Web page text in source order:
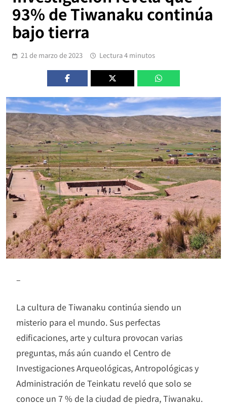
93% de Tiwanaku continúa
bajo tierra
21 de marzo de 2023 Lectura 4 minutos
–
La cultura de Tiwanaku continúa siendo un
misterio para el mundo. Sus perfectas
edificaciones, arte y cultura provocan varias
preguntas, más aún cuando el Centro de
Investigaciones Arqueológicas, Antropológicas y
Administración de Teinkatu reveló que solo se
conoce un 7 % de la ciudad de piedra, Tiwanaku.